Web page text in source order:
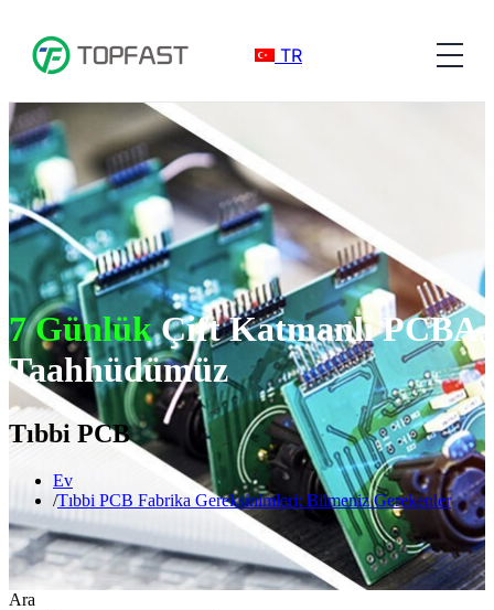
TR
7 GünlükÇift Katmanlı PCBA
Taahhüdümüz
Tıbbi PCB
Ev
Tıbbi PCB Fabrika Gereksinimleri: Bilmeniz Gerekenler
Ara